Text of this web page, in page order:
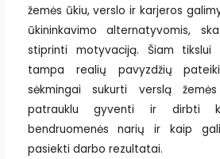
žemės ūkiu, verslo ir karjeros
ūkininkavimo alternatyvomis,
stiprinti motyvaciją. Šiam tikslui
tampa realių pavyzdžių
sėkmingai sukurti verslą
patrauklu gyventi ir dirbti
bendruomenės narių ir kaip
pasiekti darbo rezultatai.